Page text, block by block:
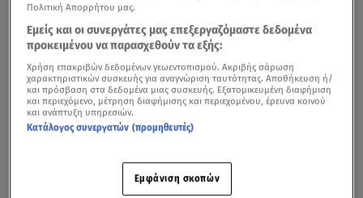
Πολιτική Απορρήτου μας.
Εμείς και οι συνεργάτες μας επεξεργαζόμαστε δεδομένα
προκειμένου να παρασχεθούν τα εξής:
Χρήση επακριβών δεδομένων γεωεντοπισμού. Ακριβής σάρωση
χαρακτηριστικών συσκευής για αναγνώριση ταυτότητας. Αποθήκευση ή/
και πρόσβαση στα δεδομένα μιας συσκευής. Εξατομικευμένη διαφήμιση
και περιεχόμενο, μέτρηση διαφήμισης και περιεχομένου, έρευνα κοινού
και ανάπτυξη υπηρεσιών.
Κατάλογος συνεργατών (προμηθευτές)
Εμφάνιση σκοπών